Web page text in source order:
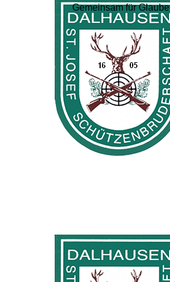
Gemeinsam für